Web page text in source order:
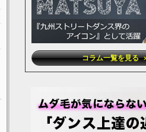
コラム一覧を見る